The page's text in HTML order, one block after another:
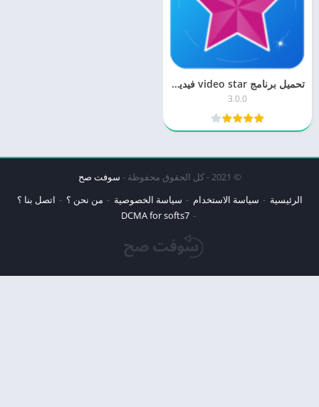
تحميل برنامج video star فيديو ستار 3.0 للاندرويد والايفون الأصلي اخر اصدار
3.0.0
© 2021 - كل الحقوق محفوظة -
سوفت صح
الرئيسية
سياسة الاستخدام سياسة الخصوصية من نحن ؟
اتصل بنا ؟
DCMA for softs7